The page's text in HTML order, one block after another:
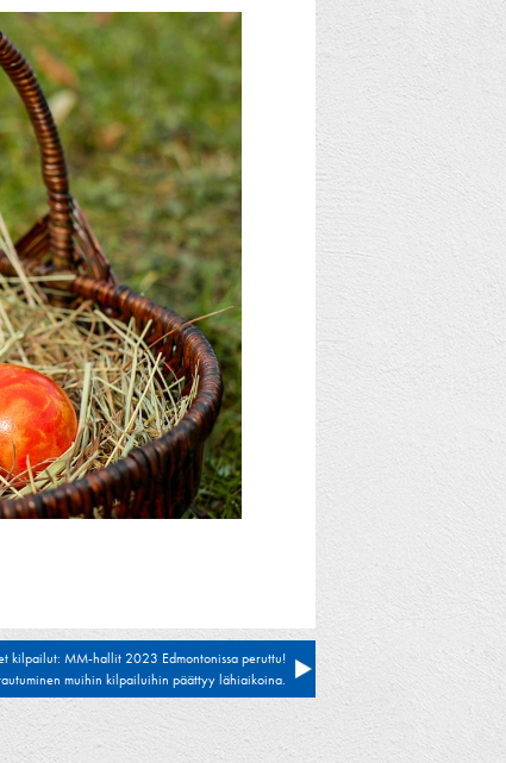
kilpailut: MM-hallit 2023 Edmontonissa peruttu!
muihin kilpailuihin päättyy lähiaikoina.